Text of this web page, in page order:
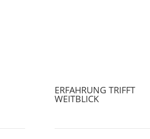
ERFAHRUNG TRIFFT
WEITBLICK